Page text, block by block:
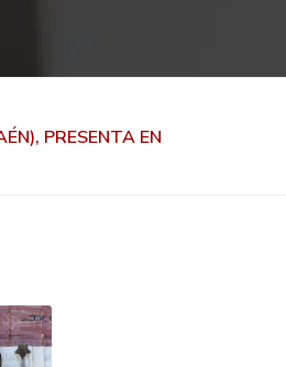
PRESENTA EN